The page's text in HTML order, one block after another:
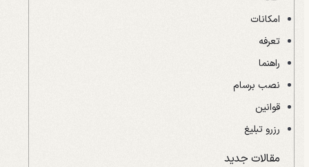
امکانات
تعرفه
راهنما
نصب برسام
قوانین
رزرو تبلیغ
مقالات جدید